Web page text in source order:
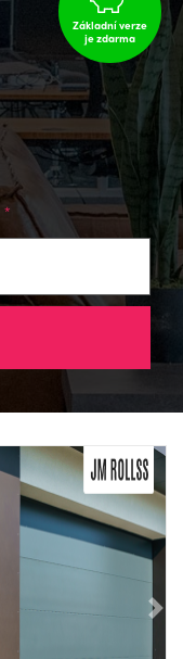
Základní verze
je zdarma
*